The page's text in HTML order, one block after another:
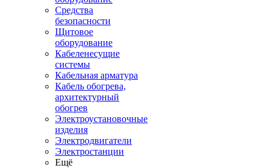
Средства
безопасности
Щитовое
оборудование
Кабеленесущие
системы
Кабельная арматура
Кабель обогрева,
архитектурный
обогрев
Электроустановочные
изделия
Электродвигатели
Электростанции
Ещё